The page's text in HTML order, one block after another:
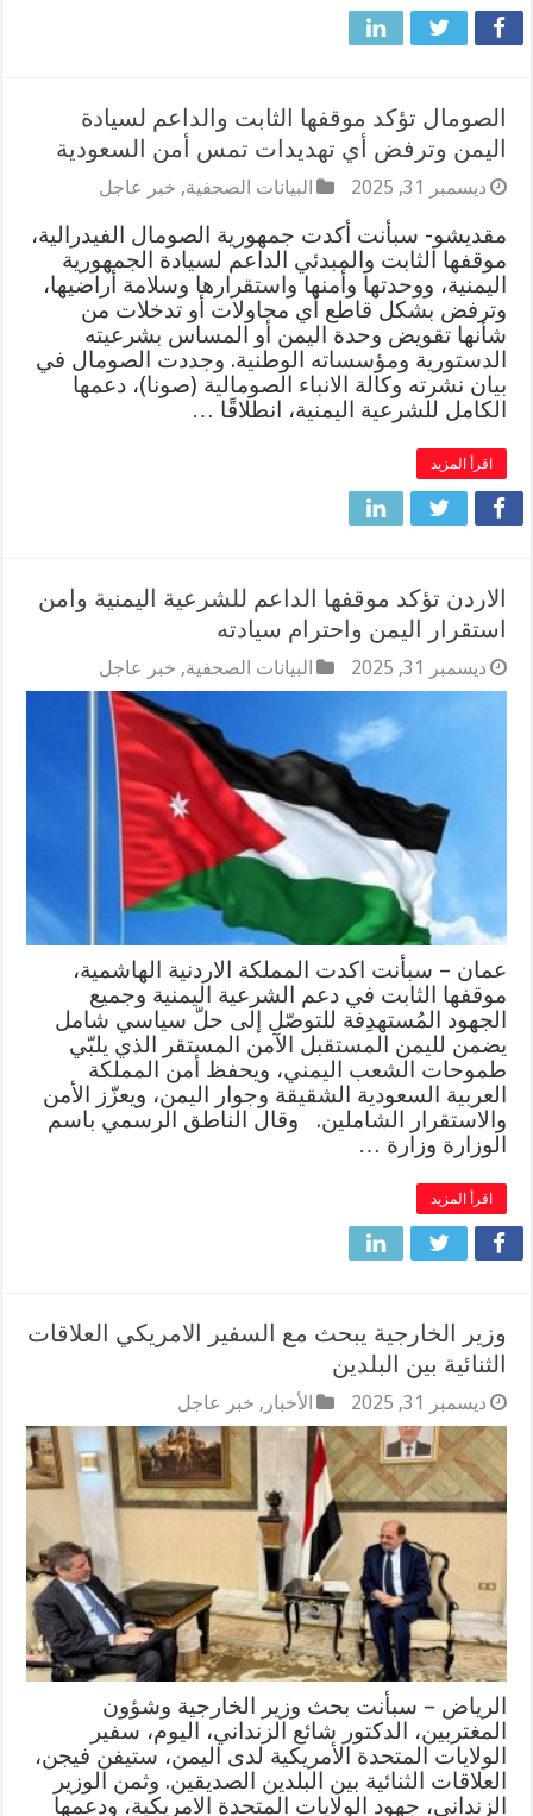
الصومال تؤكد موقفها الثابت والداعم لسيادة
اليمن وترفض أي تهديدات تمس أمن السعودية
ديسمبر 31, 2025 البيانات الصحفية, خبر عاجل
مقديشو- سبأنت أكدت جمهورية الصومال الفيدرالية،
موقفها الثابت والمبدئي الداعم لسيادة الجمهورية
اليمنية، ووحدتها وأمنها واستقرارها وسلامة أراضيها،
وترفض بشكل قاطع أي محاولات أو تدخلات من
شأنها تقويض وحدة اليمن أو المساس بشرعيته
الدستورية ومؤسساته الوطنية. وجددت الصومال في
بيان نشرته وكالة الانباء الصومالية (صونا)، دعمها
الكامل للشرعية اليمنية، انطلاقًا …
اقرأ المزيد
الاردن تؤكد موقفها الداعم للشرعية اليمنية وامن
استقرار اليمن واحترام سيادته
ديسمبر 31, 2025 البيانات الصحفية, خبر عاجل
عمان – سبأنت اكدت المملكة الاردنية الهاشمية،
موقفها الثابت في دعم الشرعية اليمنية وجميع
الجهود المُستهدِفة للتوصّل إلى حلّ سياسي شامل
يضمن لليمن المستقبل الآمن المستقر الذي يلبّي
طموحات الشعب اليمني، ويحفظ أمن المملكة
العربية السعودية الشقيقة وجوار اليمن، ويعزّز الأمن
والاستقرار الشاملين. وقال الناطق الرسمي باسم
الوزارة وزارة …
اقرأ المزيد
وزير الخارجية يبحث مع السفير الامريكي العلاقات
الثنائية بين البلدين
ديسمبر 31, 2025 الأخبار , خبر عاجل
الرياض – سبأنت بحث وزير الخارجية وشؤون
المغتربين، الدكتور شائع الزنداني، اليوم، سفير
الولايات المتحدة الأمريكية لدى اليمن، ستيفن فيجن،
العلاقات الثنائية بين البلدين الصديقين. وثمن الوزير
الزنداني، جهود الولايات المتحدة الامريكية، ودعمها